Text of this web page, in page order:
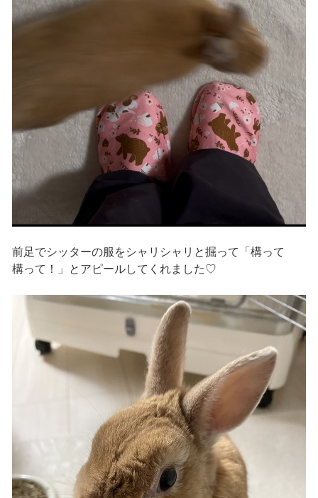
前足でシッターの服をシャリシャリと掘って「構って
構って！」とアピールしてくれました♡